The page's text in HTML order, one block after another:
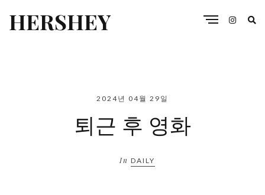
HERSHEY
2024년 04월 29일
퇴근 후 영화
In DAILY